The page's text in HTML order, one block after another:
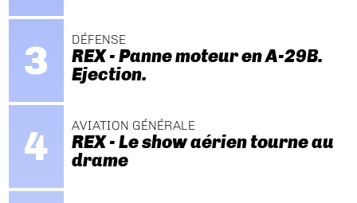
DÉFENSE
REX - Panne moteur en A-29B.
Ejection.
AVIATION GÉNÉRALE
REX - Le show aérien tourne au
drame